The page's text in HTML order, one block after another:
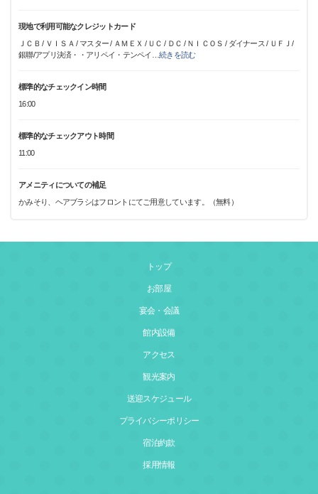
現地で利用可能なクレジットカード
ＪＣＢ / ＶＩＳＡ / マスター / ＡＭＥＸ / ＵＣ / ＤＣ / ＮＩＣＯＳ / ダイナース / ＵＦＪ/
銀聯/アプリ決済・・アリペイ・テンペイ
…続きを読む
標準的なチェックイン時間
16:00
標準的なチェックアウト時間
11:00
アメニティについての補足
かみそり、ヘアブラシはフロントにてご用意しています。（無料）
トップ
お部屋
宴会・会議
館内設備
アクセス
観光案内
送迎スケジュール
プライバシーポリシー
宿泊約款
採用情報